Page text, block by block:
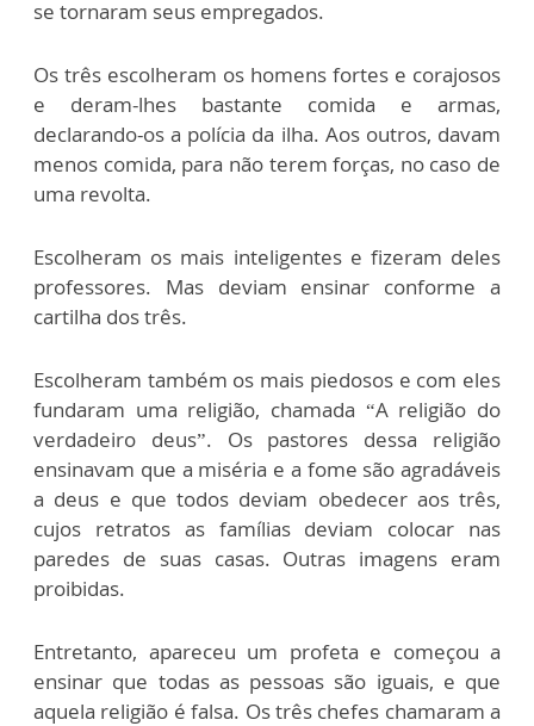
se tornaram seus empregados.
Os três escolheram os homens fortes e corajosos
e deram-lhes bastante comida e armas,
declarando-os a polícia da ilha. Aos outros, davam
menos comida, para não terem forças, no caso de
uma revolta.
Escolheram os mais inteligentes e fizeram deles
professores. Mas deviam ensinar conforme a
cartilha dos três.
Escolheram também os mais piedosos e com eles
fundaram uma religião, chamada “A religião do
verdadeiro deus”. Os pastores dessa religião
ensinavam que a miséria e a fome são agradáveis
a deus e que todos deviam obedecer aos três,
cujos retratos as famílias deviam colocar nas
paredes de suas casas. Outras imagens eram
proibidas.
Entretanto, apareceu um profeta e começou a
ensinar que todas as pessoas são iguais, e que
aquela religião é falsa. Os três chefes chamaram a